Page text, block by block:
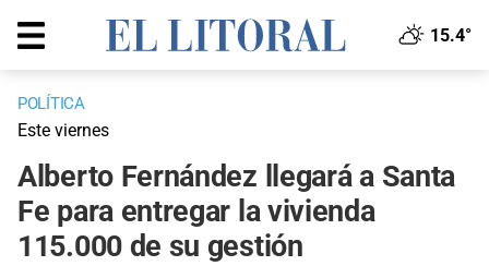
15.4°
POLÍTICA
Este viernes
Alberto Fernández llegará a Santa
Fe para entregar la vivienda
115.000 de su gestión